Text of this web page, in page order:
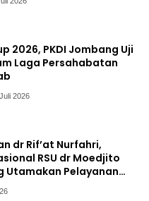
2026, PKDI Jombang Uji
Laga Persahabatan
2026
dr Rif’at Nurfahri,
RSU dr Moedjito
Utamakan Pelayanan